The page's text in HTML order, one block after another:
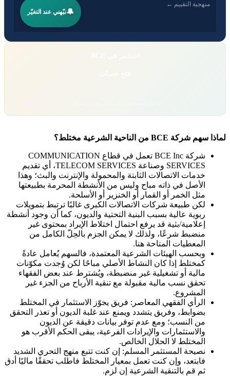
منهجية التقييم ←
🔔نبّهني عند التغيّر
لماذا سهم شركة BCE من الناحية الشرعية مختلط؟
شركة BCE Inc تعمل في قطاع
COMMUNICATION
SERVICESوصناعة TELECOM SERVICES، أي تقديم
خدمات الاتصالات الثابتة والمحمولة والإنترنت والبث؛ وهذا
الأصل في ذاته مباح وليس من الأنشطة المحرمة بطبيعتها
مثل الخمر أو القمار أو الخنزير أو الأسلحة.
لكن طبيعة شركات الاتصالات الكبرى غالبًا ترتبط بتمويلات
ربوية عالية بسبب البنية التحتية والديون، كما أن وجود أنشطة
إعلامية/بثية قد يرفع احتمال اختلاط الإيراد بمحتوى غير
منضبط شرعًا، ولذلك لا يمكن الجزم بالحِلّ الكامل من
المعطيات المتاحة هنا.
وبحسب الهيئات الشرعية المعتمدة، فالسهم يُعامل عادةً
كمختلط إذا كان النشاط الأصلي مباحًا لكن وُجدت مكوّنات
مالية أو تشغيلية غير منضبطة، ويُشترط عند بعض الفقهاء
تحقق نسب مالية مقبولة مع تنقية الأرباح من الجزء غير
المشروع.
الرأي الفقهي المعاصر: فريق يجوّز الاستثمار في المختلط
بضوابط، وفريق يتشدد ويمنع عند غلبة الديون أو تعذر التحقق
من النسب؛ ومع عدم توفر بيانات دقيقة عن الديون
والاستثمارات والإيرادات الفرعية، يبقى الحكم الأقرب هو
المختلط لا الحلال الخالص.
نصيحة المستثمر المسلم: إن كنت تتبع منهج التحري الشديد
فابتعد، وإن كنت تعمل بمعيار المختلط فاطلب تحققًا ماليًا أدق
ثم قم بالتنقية الشرعية إن لزم.